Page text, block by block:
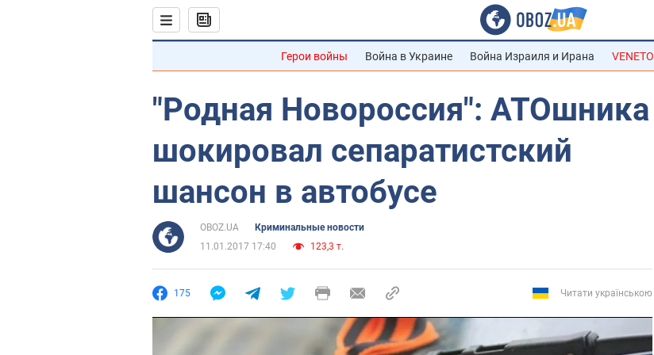
Герои войны Война в Украине Война Израиля и Ирана VENETO
"Родная Новороссия": АТОшника
шокировал сепаратистский
шансон в автобусе
OBOZ.UA
Криминальные новости
11.01.2017 17:40
123,3 т.
175 Читати українською